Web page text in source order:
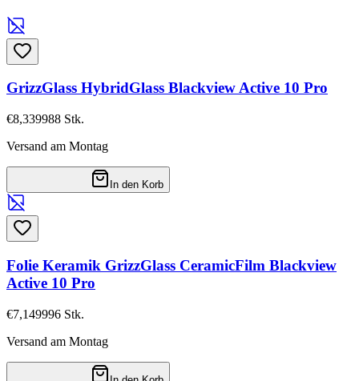
GrizzGlass HybridGlass Blackview Active 10 Pro
€8,339988 Stk.
Versand am Montag
In den Korb
Folie Keramik GrizzGlass CeramicFilm Blackview
Active 10 Pro
€7,149996 Stk.
Versand am Montag